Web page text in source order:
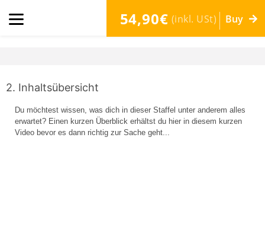
54,90€ (inkl. USt) Buy
2. Inhaltsübersicht
Du möchtest wissen, was dich in dieser Staffel unter anderem alles
erwartet? Einen kurzen Überblick erhältst du hier in diesem kurzen
Video bevor es dann richtig zur Sache geht...